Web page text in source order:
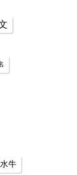
牛